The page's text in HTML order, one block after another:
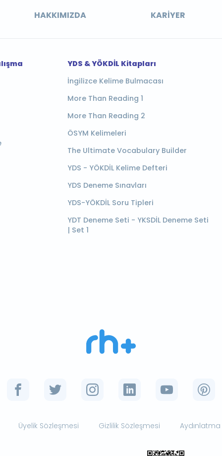
HAKKIMIZDA KARIYER
YDS & YÖKDİL Kitapları
İngilizce Kelime Bulmacası
More Than Reading 1
More Than Reading 2
ÖSYM Kelimeleri
The Ultimate Vocabulary Builder
YDS - YÖKDİL Kelime Defteri
YDS Deneme Sınavları
YDS-YÖKDİL Soru Tipleri
YDT Deneme Seti - YKSDİL Deneme Seti
| Set 1
Üyelik Sözleşmesi Gizlilik Sözleşmesi